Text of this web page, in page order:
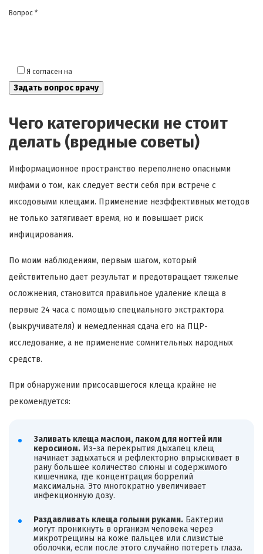
Вопрос *
Я согласен на
Чего категорически не стоит
делать (вредные советы)
Информационное пространство переполнено опасными
мифами о том, как следует вести себя при встрече с
иксодовыми клещами. Применение неэффективных методов
не только затягивает время, но и повышает риск
инфицирования.
По моим наблюдениям, первым шагом, который
действительно дает результат и предотвращает тяжелые
осложнения, становится правильное удаление клеща в
первые 24 часа с помощью специального экстрактора
(выкручивателя) и немедленная сдача его на ПЦР-
исследование, а не применение сомнительных народных
средств.
При обнаружении присосавшегося клеща крайне не
рекомендуется:
Заливать клеща маслом, лаком для ногтей или
керосином.Из-за перекрытия дыхалец клещ
начинает задыхаться и рефлекторно впрыскивает в
рану большее количество слюны и содержимого
кишечника, где концентрация боррелий
максимальна. Это многократно увеличивает
инфекционную дозу.
Раздавливать клеща голыми руками.Бактерии
могут проникнуть в организм человека через
микротрещины на коже пальцев или слизистые
оболочки, если после этого случайно потереть глаза.